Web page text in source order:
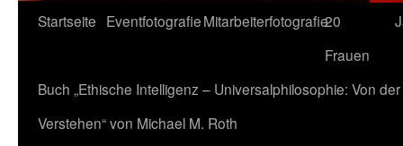
Zum
springen
Startseite EventfotografieMitarbeiterfotografie20
Frauen
Buch „Ethische Intelligenz – Universalphilosophie: Von
Verstehen“ von Michael M. Roth